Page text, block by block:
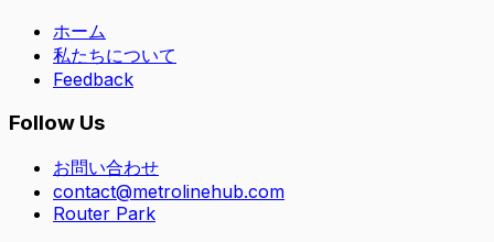
ホーム
私たちについて
Feedback
Follow Us
お問い合わせ
contact@metrolinehub.com
Router Park